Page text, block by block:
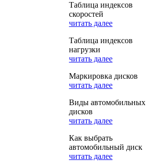
Таблица индексов
скоростей
читать далее
Таблица индексов
нагрузки
читать далее
Маркировка дисков
читать далее
Виды автомобильных
дисков
читать далее
Как выбрать
автомобильный диск
читать далее